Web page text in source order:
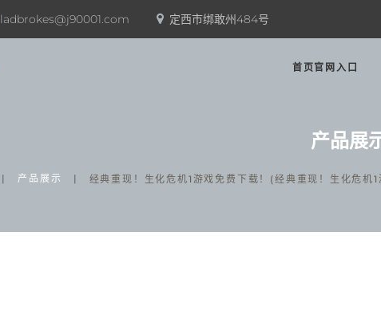
ladbrokes@j90001.com 定西市绑敢州484号
首页官网入口
产品展
产品展示 经典重现！生化危机1游戏免费下载！(经典重现！生化危